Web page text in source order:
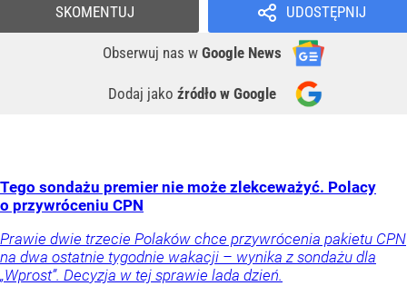
UDOSTĘPNIJ
Obserwuj nas w Google News
Dodaj jako źródło w Google
SKOMENTUJ
Tego sondażu premier nie może zlekceważyć. Polacy
o przywróceniu CPN
Prawie dwie trzecie Polaków chce przywrócenia pakietu CPN
na dwa ostatnie tygodnie wakacji – wynika z sondażu dla
„Wprost”. Decyzja w tej sprawie lada dzień.